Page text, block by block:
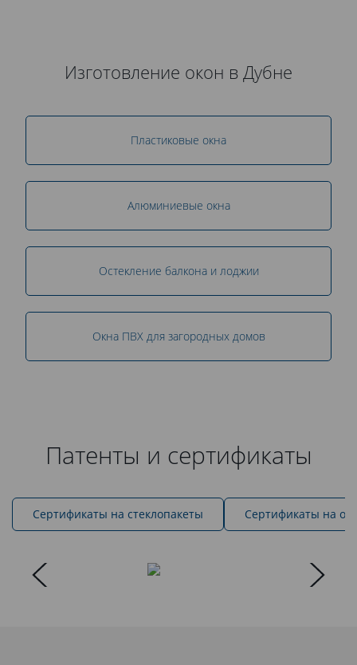
Изготовление окон в Дубне
Пластиковые окна
Алюминиевые окна
Остекление балкона и лоджии
Окна ПВХ для загородных домов
Патенты и сертификаты
Cертификаты на стеклопакеты Сертификаты на